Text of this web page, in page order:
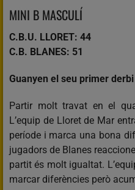
MINI B MASCULÍ
C.B.U. LLORET: 44
C.B. BLANES: 51
Guanyen el seu primer derbi
Partir molt travat en el
L’equip de Lloret de Mar
període i marca una bona
jugadors de Blanes
partit és molt igualtat.
marcar diferències però